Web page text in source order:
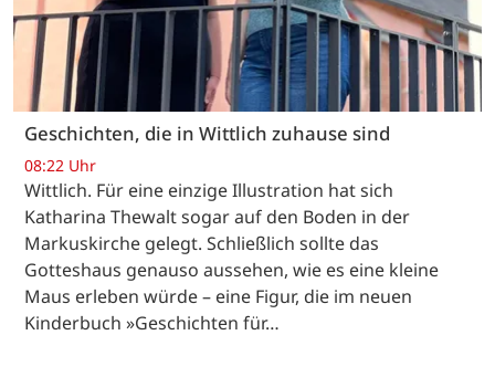
Geschichten, die in Wittlich zuhause sind
08:22 Uhr
Wittlich. Für eine einzige Illustration hat sich
Katharina Thewalt sogar auf den Boden in der
Markuskirche gelegt. Schließlich sollte das
Gotteshaus genauso aussehen, wie es eine kleine
Maus erleben würde – eine Figur, die im neuen
Kinderbuch »Geschichten für…